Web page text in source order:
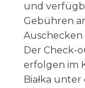
und
Gebühren
Der Check-
erfolgen im
Białka